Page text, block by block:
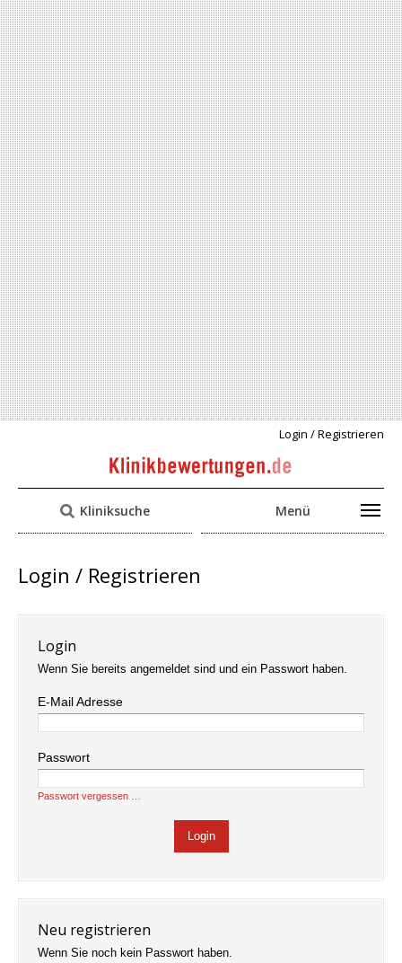
Login / Registrieren
Kliniksuche Menü
Login / Registrieren
Login
Wenn Sie bereits angemeldet sind und ein Passwort haben.
E-Mail Adresse
Passwort
Passwort vergessen …
Neu registrieren
Wenn Sie noch kein Passwort haben.